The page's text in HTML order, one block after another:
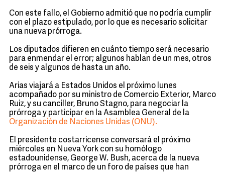
Con este fallo, el Gobierno admitió que no podría cumplir
con el plazo estipulado, por lo que es necesario solicitar
una nueva prórroga.
Los diputados difieren en cuánto tiempo será necesario
para enmendar el error; algunos hablan de un mes, otros
de seis y algunos de hasta un año.
Arias viajará a Estados Unidos el próximo lunes
acompañado por su ministro de Comercio Exterior, Marco
Ruiz, y su canciller, Bruno Stagno, para negociar la
prórroga y participar en la Asamblea General de la
Organización de Naciones Unidas (ONU).
El presidente costarricense conversará el próximo
miércoles en Nueva York con su homólogo
estadounidense, George W. Bush, acerca de la nueva
prórroga en el marco de un foro de países que han